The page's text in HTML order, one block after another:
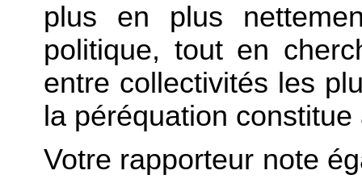
plus en plus
politique, tout en
entre collectivités les
la péréquation
Votre rapporteur note